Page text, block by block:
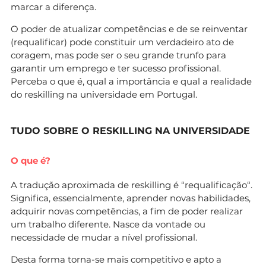
marcar a diferença.
O poder de atualizar competências e de se reinventar
(requalificar) pode constituir um verdadeiro ato de
coragem, mas pode ser o seu grande trunfo para
garantir um emprego e ter sucesso profissional.
Perceba o que é, qual a importância e qual a realidade
do reskilling na universidade em Portugal.
TUDO SOBRE O RESKILLING NA UNIVERSIDADE
O que é?
A tradução aproximada de reskilling é “requalificação“.
Significa, essencialmente, aprender novas habilidades,
adquirir novas competências, a fim de poder realizar
um trabalho diferente. Nasce da vontade ou
necessidade de mudar a nível profissional.
Desta forma torna-se mais competitivo e apto a